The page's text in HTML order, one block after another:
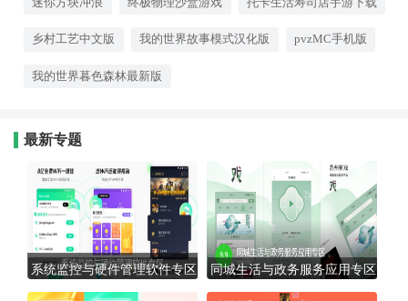
乡村工艺中文版 我的世界故事模式汉化版 pvzMC手机版
我的世界暮色森林最新版
最新专题
系统监控与硬件管理软件专区 同城生活与政务服务应用专区